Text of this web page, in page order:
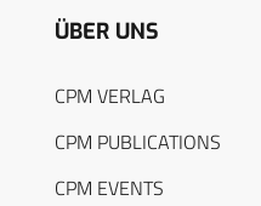
ÜBER UNS
CPM VERLAG
CPM PUBLICATIONS
CPM EVENTS